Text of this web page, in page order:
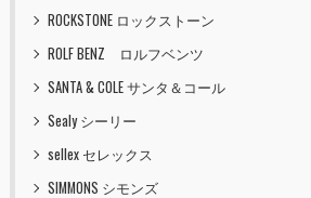
ROCKSTONE ロックストーン
ROLF BENZ ロルフベンツ
SANTA & COLE サンタ＆コール
Sealy シーリー
sellex セレックス
SIMMONS シモンズ